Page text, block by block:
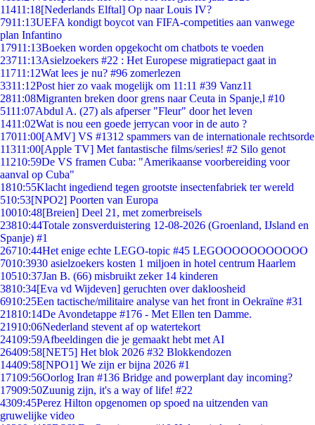
11411:18[Nederlands Elftal] Op naar Louis IV?
7911:13UEFA kondigt boycot van FIFA-competities aan vanwege
plan Infantino
17911:13Boeken worden opgekocht om chatbots te voeden
23711:13Asielzoekers #22 : Het Europese migratiepact gaat in
11711:12Wat lees je nu? #96 zomerlezen
3311:12Post hier zo vaak mogelijk om 11:11 #39 Vanz11
2811:08Migranten breken door grens naar Ceuta in Spanje,l #10
5111:07Abdul A. (27) als afperser "Fleur" door het leven
1411:02Wat is nou een goede jerrycan voor in de auto ?
17011:00[AMV] VS #1312 spammers van de internationale rechtsorde
11311:00[Apple TV] Met fantastische films/series! #2 Silo genot
11210:59De VS framen Cuba: "Amerikaanse voorbereiding voor
aanval op Cuba"
1810:55Klacht ingediend tegen grootste insectenfabriek ter wereld
510:53[NPO2] Poorten van Europa
10010:48[Breien] Deel 21, met zomerbreisels
23810:44Totale zonsverduistering 12-08-2026 (Groenland, IJsland en
Spanje) #1
26710:44Het enige echte LEGO-topic #45 LEGOOOOOOOOOOO
7010:3930 asielzoekers kosten 1 miljoen in hotel centrum Haarlem
10510:37Jan B. (66) misbruikt zeker 14 kinderen
3810:34[Eva vd Wijdeven] geruchten over dakloosheid
6910:25Een tactische/militaire analyse van het front in Oekraïne #31
21810:14De Avondetappe #176 - Met Ellen ten Damme.
21910:06Nederland stevent af op watertekort
24109:59Afbeeldingen die je gemaakt hebt met AI
26409:58[NET5] Het blok 2026 #32 Blokkendozen
14409:58[NPO1] We zijn er bijna 2026 #1
17109:56Oorlog Iran #136 Bridge and powerplant day incoming?
17909:50Zuunig zijn, it's a way of life! #22
4309:45Perez Hilton opgenomen op spoed na uitzenden van
gruwelijke video